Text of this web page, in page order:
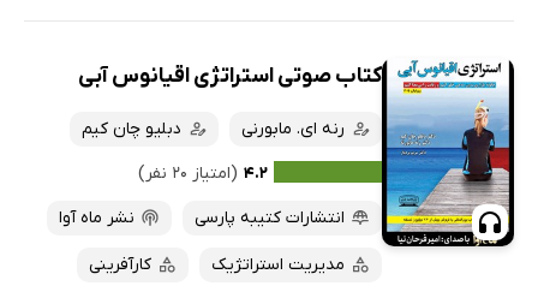
کتاب صوتی استراتژی اقیانوس آبی
رنه ای. مابورنی
دبلیو چان کیم
۴.۲ (امتیاز ۲۰ نفر)
انتشارات کتیبه پارسی
نشر ماه آوا
مدیریت استراتژیک کارآفرینی